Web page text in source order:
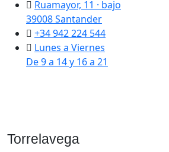
Ruamayor, 11 · bajo
39008 Santander
+34 942 224 544
Lunes a Viernes
De 9 a 14 y 16 a 21
Torrelavega